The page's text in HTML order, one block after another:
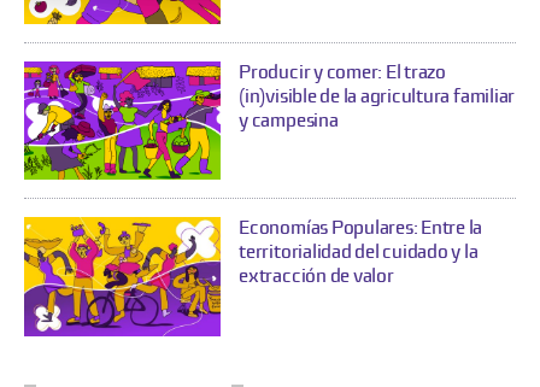
Producir y comer: El trazo
(in)visible de la agricultura familiar
y campesina
Economías Populares: Entre la
territorialidad del cuidado y la
extracción de valor